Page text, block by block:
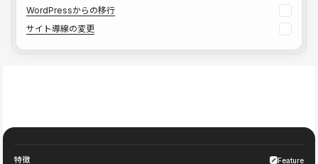
WordPressからの移行
サイト導線の変更
特徴 Feature